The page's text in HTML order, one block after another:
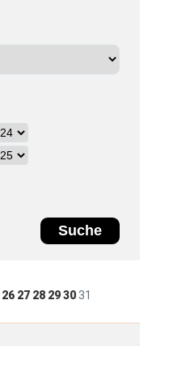
26 27 28 29 30 31